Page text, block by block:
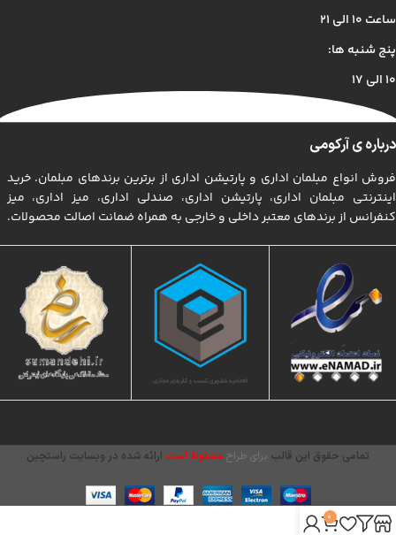
ساعت ۱۰ الی ۲۱
پنج شنبه ها:
۱۰ الی ۱۷
درباره ی آرکومی
فروش انواع مبلمان اداری و پارتیشن اداری از برترین برندهای مبلمان. خرید
اینترنتی مبلمان اداری، پارتیشن اداری، صندلی اداری، میز اداری، میز
کنفرانس از برندهای معتبر داخلی و خارجی به همراه ضمانت اصالت محصولات.
تمامی حقوق این قالب برای طراح محفوظ است ارائه شده در وبسایت راستچین
0